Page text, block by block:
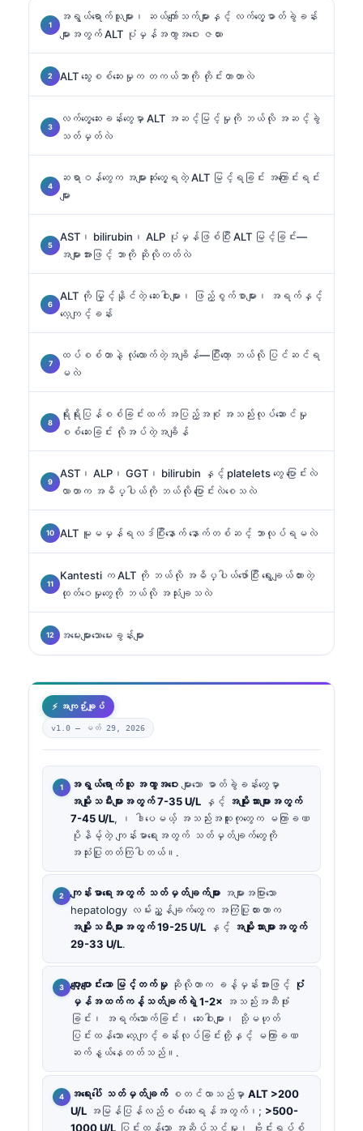
အရွယ်ရောက်သူများ၊ ဆယ်ကျော်သက်များနှင့် လက်တွေ့ဓာတ်ခွဲခန်း
များအတွက် ALT ပုံမှန်အကွာအဝေး ဇယား
ALT သွေးစစ်ဆေးမှုက တကယ်ဘာကို တိုင်းတာတာလဲ
လက်တွေ့ဆေးခန်းတွေမှာ ALT အဆင့်မြင့်မှုကို ဘယ်လို အဆင့်ခွဲ
သတ်မှတ်လဲ
ဆရာဝန်တွေက အများဆုံးတွေ့ရတဲ့ ALT မြင့်ရခြင်း အကြောင်းရင်း
များ
AST၊ bilirubin၊ ALP ပုံမှန်ဖြစ်ပြီး ALT မြင့်ခြင်း—
အများအားဖြင့် ဘာကို ဆိုလိုတတ်လဲ
ALT ကို မြှင့်နိုင်တဲ့ ဆေးဝါးများ၊ ဖြည့်စွက်စာများ၊ အရက်နှင့်
လေ့ကျင့်ခန်း
ထပ်စစ်တာနဲ့ လုံလောက်တဲ့အချိန်—ပြီးတော့ ဘယ်လို ပြင်ဆင်ရ
မလဲ
ရိုးရိုးပြန်စစ်ခြင်းထက် အပြည့်အစုံ အသည်းလုပ်ဆောင်မှု
စစ်ဆေးခြင်း လိုအပ်တဲ့အချိန်
AST၊ ALP၊ GGT၊ bilirubin နှင့် platelets တွေ ပြောင်းလဲ
လာတာက အဓိပ္ပါယ်ကို ဘယ်လို ပြောင်းလဲစေသလဲ
ALT မူမမှန်ရလဒ်ပြီးနောက် နောက်တစ်ဆင့် ဘာလုပ်ရမလဲ
Kantesti က ALT ကို ဘယ်လို အဓိပ္ပါယ်ဖော်ပြီး ရွေးချယ်ထားတဲ့
ထုတ်ဝေမှုတွေကို ဘယ်လို အသုံးချသလဲ
အမေးများသောမေးခွန်းများ
⚡ အကျဉ်းချုပ်
v1.0 — မတ် 29, 2026
အရွယ်ရောက်သူ အကွာအဝေး များသော ဓာတ်ခွဲခန်းတွေမှာ
အမျိုးသမီးများအတွက် 7-35 U/L နှင့် အမျိုးသားများအတွက်
7-45 U/L, ၊ ဒါပေမယ့် အသည်းအထူးကုတွေက မကြာခဏ
ပိုနိမ့်တဲ့ ကျန်းမာရေးအတွက် သတ်မှတ်ချက်တွေကို
အသုံးပြုတတ်ကြပါတယ်။.
ကျန်းမာရေးအတွက် သတ်မှတ်ချက်များ အများအပြားသော
hepatology လမ်းညွှန်ချက်တွေက အကြံပြုထားတာက
အမျိုးသမီးများအတွက် 19-25 U/L နှင့် အမျိုးသားများအတွက်
29-33 U/L.
ပျော့ပျောင်းသော မြင့်တက်မှု ဆိုလိုတာက ခန့်မှန်းအားဖြင့် ပုံ
မှန်အထက်ကန့်သတ်ချက်ရဲ့ 1-2× အသည်းအဆီဖုံး
ခြင်း၊ အရက်သောက်ခြင်း၊ ဆေးဝါးများ၊ သို့မဟုတ်
ပြင်းထန်သော လေ့ကျင့်ခန်းလုပ်ခြင်းတို့နှင့် မကြာခဏ
ဆက်နွယ်နေတတ်သည်။.
အရေးပေါ် သတ်မှတ်ချက်စတင်လာသည်မှာ ALT >200
U/L အမြန်ပြန်လည်စစ်ဆေးရန်အတွက်၊; >500-
1000 U/L ပြင်းထန်သော အဆိပ်သင့်မှု၊ ဗိုင်းရပ်စ်